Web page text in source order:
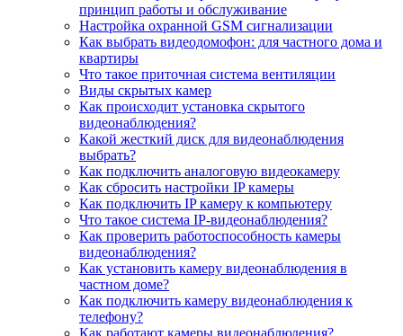
принцип работы и обслуживание
Настройка охранной GSM сигнализации
Как выбрать видеодомофон: для частного дома и
квартиры
Что такое приточная система вентиляции
Виды скрытых камер
Как происходит установка скрытого
видеонаблюдения?
Какой жесткий диск для видеонаблюдения
выбрать?
Как подключить аналоговую видеокамеру
Как сбросить настройки IP камеры
Как подключить IP камеру к компьютеру
Что такое система IP-видеонаблюдения?
Как проверить работоспособность камеры
видеонаблюдения?
Как установить камеру видеонаблюдения в
частном доме?
Как подключить камеру видеонаблюдения к
телефону?
Как работают камеры видеонаблюдения?